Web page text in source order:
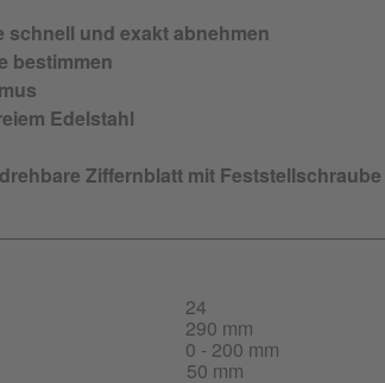
schnell und exakt abnehmen
bestimmen
Edelstahl
Ziffernblatt mit Feststellschraube
24
290 mm
0 - 200 mm
50 mm